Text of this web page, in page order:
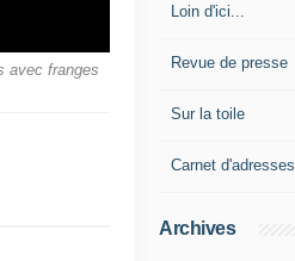
avec franges
Loin d'ici...
Revue de presse
Sur la toile
Carnet d'adresses
Archives